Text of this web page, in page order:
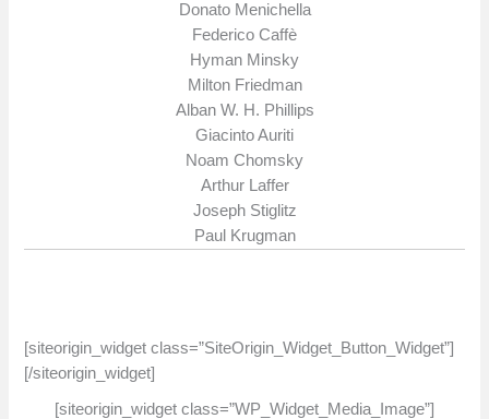
Donato Menichella
Federico Caffè
Hyman Minsky
Milton Friedman
Alban W. H. Phillips
Giacinto Auriti
Noam Chomsky
Arthur Laffer
Joseph Stiglitz
Paul Krugman
[siteorigin_widget class=”SiteOrigin_Widget_Button_Widget”]
[/siteorigin_widget]
[siteorigin_widget class=”WP_Widget_Media_Image”]